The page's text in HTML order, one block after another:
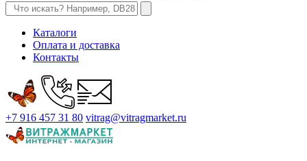
Каталоги
Оплата и доставка
Контакты
+7 916 457 31 80 vitrag@vitragmarket.ru